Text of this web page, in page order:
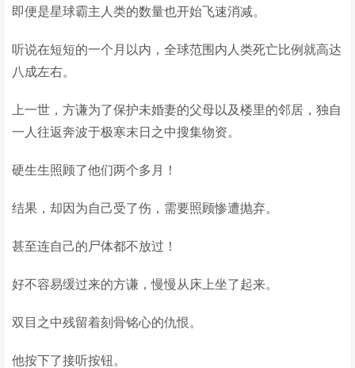
即便是星球霸主人类的数量也开始飞速消减。
听说在短短的一个月以内，全球范围内人类死亡比例就高达
八成左右。
上一世，方谦为了保护未婚妻的父母以及楼里的邻居，独自
一人往返奔波于极寒末日之中搜集物资。
硬生生照顾了他们两个多月！
结果，却因为自己受了伤，需要照顾惨遭抛弃。
甚至连自己的尸体都不放过！
好不容易缓过来的方谦，慢慢从床上坐了起来。
双目之中残留着刻骨铭心的仇恨。
他按下了接听按钮。